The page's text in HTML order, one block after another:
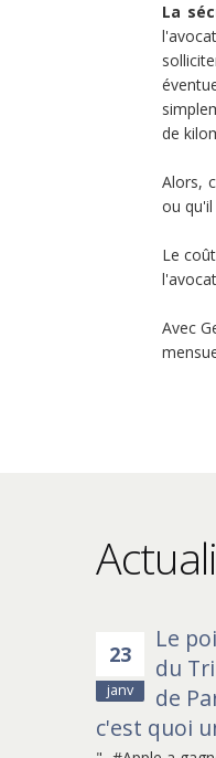
La
de
Alors,
ou
Le
Avec
23
janv
Le
du
de
c'est quoi
une